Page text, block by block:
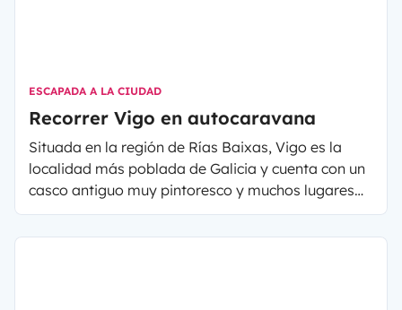
ESCAPADA A LA CIUDAD
Recorrer Vigo en autocaravana
Situada en la región de Rías Baixas, Vigo es la
localidad más poblada de Galicia y cuenta con un
casco antiguo muy pintoresco y muchos lugares
que descubrir durante un viaje enautocaravana o
furgoneta camper de alquiler. Aunque otras